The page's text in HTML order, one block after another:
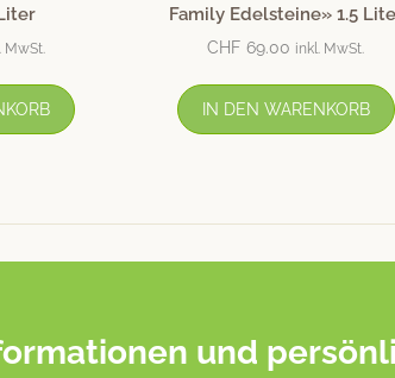
MwSt.
Family Edelsteine» 1.5
CHF 69.00 inkl. MwSt.
IN DEN WARENKORB
und